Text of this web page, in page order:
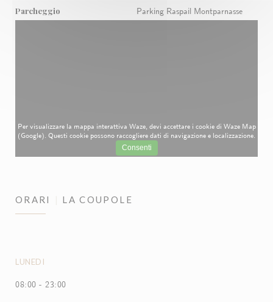
Parcheggio Parking Raspail Montparnasse
Per visualizzare la mappa interattiva Waze, devi accettare i cookie di Waze Map
(Google). Questi cookie possono raccogliere dati di navigazione e localizzazione.
Consenti
ORARI LA COUPOLE
LUNEDI
08:00 - 23:00